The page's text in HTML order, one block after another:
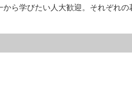
ら学びたい人大歓迎。それぞれ